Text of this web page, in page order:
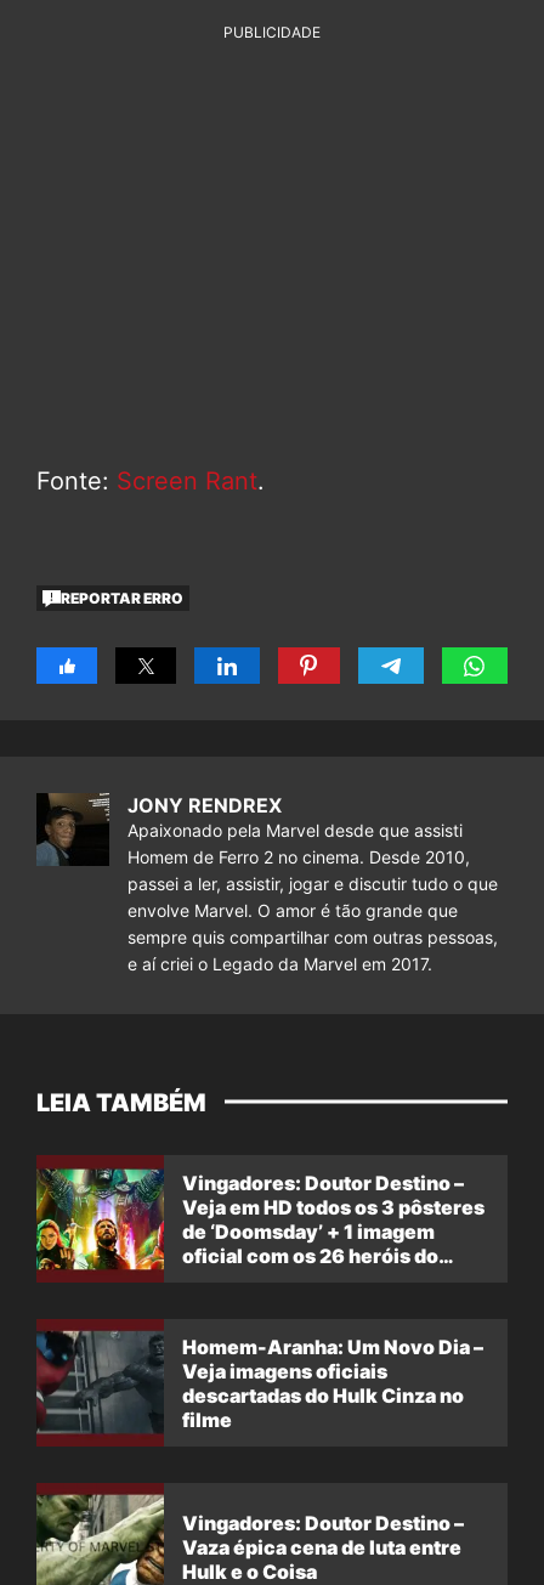
PUBLICIDADE
Fonte: Screen Rant.
REPORTAR ERRO
JONY RENDREX
Apaixonado pela Marvel desde que assisti
Homem de Ferro 2 no cinema. Desde 2010,
passei a ler, assistir, jogar e discutir tudo o que
envolve Marvel. O amor é tão grande que
sempre quis compartilhar com outras pessoas,
e aí criei o Legado da Marvel em 2017.
LEIA TAMBÉM
Vingadores: Doutor Destino –
Veja em HD todos os 3 pôsteres
de ‘Doomsday’ + 1 imagem
oficial com os 26 heróis do
Homem-Aranha: Um Novo Dia –
Veja imagens oficiais
descartadas do Hulk Cinza no
filme
Vingadores: Doutor Destino –
Vaza épica cena de luta entre
Hulk e o Coisa